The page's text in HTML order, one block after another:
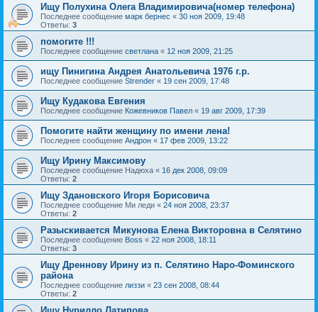
Ищу Полухина Олега Владимировича(номер телефона)
Последнее сообщение марк бернес « 30 ноя 2009, 19:48
Ответы: 3
помогите !!!
Последнее сообщение светлана « 12 ноя 2009, 21:25
ищу Пинигина Андрея Анатольевича 1976 г.р.
Последнее сообщение Strender « 19 сен 2009, 17:48
Ищу Кудакова Евгения
Последнее сообщение Кожевников Павел « 19 авг 2009, 17:39
Помогите найти женщину по имени лена!
Последнее сообщение Андрон « 17 фев 2009, 13:22
Ищу Ирину Максимову
Последнее сообщение Надюха « 16 дек 2008, 09:09
Ответы: 2
Ищу Здановского Игоря Борисовича
Последнее сообщение Ми леди « 24 ноя 2008, 23:37
Ответы: 2
Разыскивается Микунова Елена Викторовна в Селятино
Последнее сообщение Boss « 22 ноя 2008, 18:11
Ответы: 3
Ищу Дреннову Ирину из п. Селятино Наро-Фоминского
района
Последнее сообщение лиззи « 23 сен 2008, 08:44
Ответы: 2